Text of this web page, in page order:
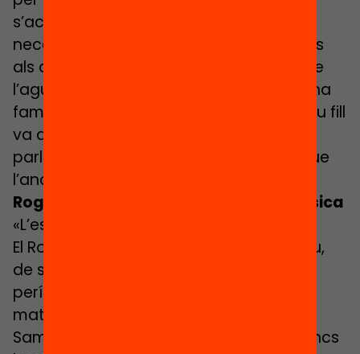
s’acaba, que, de vegades, la gent
necessita una transfusió. I llegien contes
als donants perquè no tinguessin por de
l’agulla. «Ara, quan em creuo amb alguna
família jove, em pregunten: “oi que el teu fill
va a la Samuntada? És que me n’han
parlat molt bé…” Ja ningú es recorda que
l’anomenaven l’escola d’immigrants».
Roger Ravés, professor d’educació física
«L’escola que ara tothom vol»
El Roger Ravés és pare de dos fills, el Pau,
de sis anys, i el Jan, de tres. En el curt
període de temps que va de la primera
matriculació del més gran a l’escola
Samuntada a la del petit, els sabadellencs